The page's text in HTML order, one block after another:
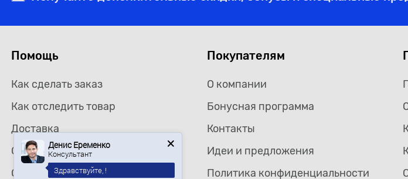
Помощь
Как сделать заказ
Как отследить товар
Доставка
Самовывоз
Оплата
Покупателям
О компании
Бонусная программа
Контакты
Идеи и предложения
Политика конфиденциальности
Денис Еременко
Консультант
Здравствуйте, !